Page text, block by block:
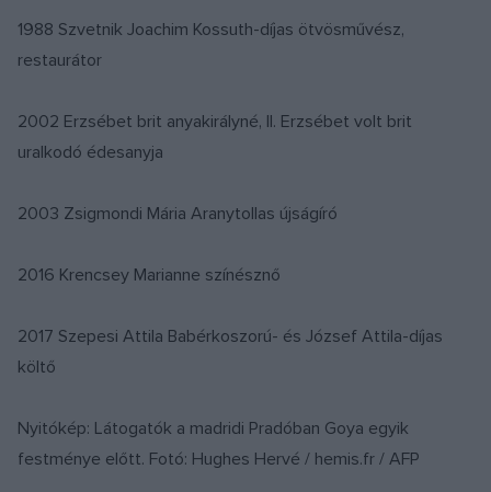
1988 Szvetnik Joachim Kossuth-díjas ötvösművész,
restaurátor
2002 Erzsébet brit anyakirályné, II. Erzsébet volt brit
uralkodó édesanyja
2003 Zsigmondi Mária Aranytollas újságíró
2016 Krencsey Marianne színésznő
2017 Szepesi Attila Babérkoszorú- és József Attila-díjas
költő
Nyitókép: Látogatók a madridi Pradóban Goya egyik
festménye előtt. Fotó: Hughes Hervé / hemis.fr / AFP